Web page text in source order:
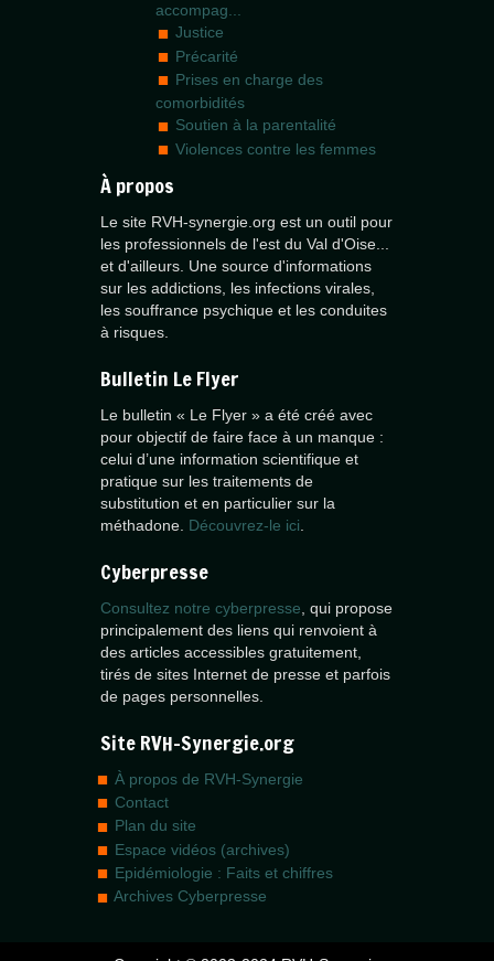
accompag...
Justice
Précarité
Prises en charge des
comorbidités
Soutien à la parentalité
Violences contre les femmes
À propos
Le site RVH-synergie.org est un outil pour
les professionnels de l'est du Val d'Oise...
et d'ailleurs. Une source d'informations
sur les addictions, les infections virales,
les souffrance psychique et les conduites
à risques.
Bulletin Le Flyer
Le bulletin « Le Flyer » a été créé avec
pour objectif de faire face à un manque :
celui d’une information scientifique et
pratique sur les traitements de
substitution et en particulier sur la
méthadone. Découvrez-le ici
Cyberpresse
Consultez notre cyberpresse , qui propose
principalement des liens qui renvoient à
des articles accessibles gratuitement,
tirés de sites Internet de presse et parfois
de pages personnelles.
Site RVH-Synergie.org
À propos de RVH-Synergie
Contact
Plan du site
Espace vidéos (archives)
Epidémiologie : Faits et chiffres
Archives Cyberpresse